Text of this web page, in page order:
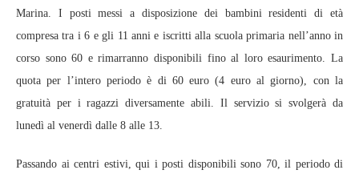
Marina. I posti messi a disposizione dei bambini residenti di età
compresa tra i 6 e gli 11 anni e iscritti alla scuola primaria nell’anno in
corso sono 60 e rimarranno disponibili fino al loro esaurimento. La
quota per l’intero periodo è di 60 euro (4 euro al giorno), con la
gratuità per i ragazzi diversamente abili. Il servizio si svolgerà da
lunedì al venerdì dalle 8 alle 13.
Passando ai centri estivi, qui i posti disponibili sono 70, il periodo di